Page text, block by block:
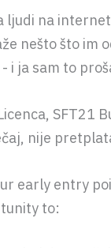
ljudi na
nešto što im
i ja sam to
SFT21
nije
early entry
to: